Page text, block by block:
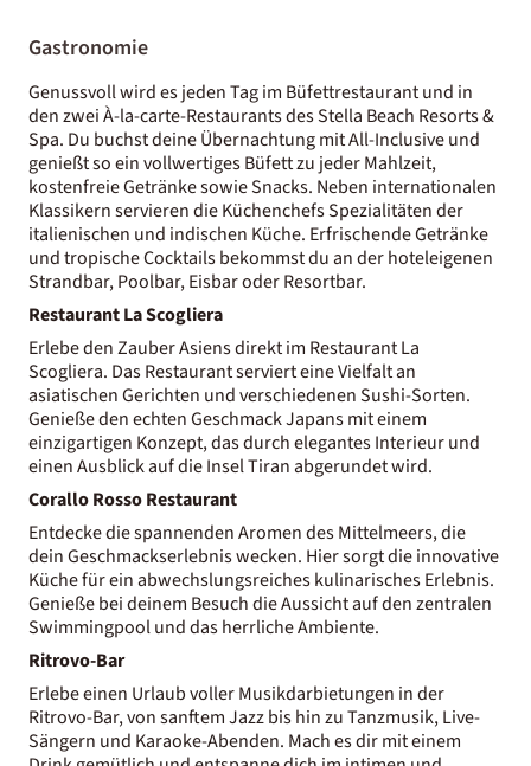
Gastronomie
Genussvoll wird es jeden Tag im Büfettrestaurant und in
den zwei À-la-carte-Restaurants des Stella Beach Resorts &
Spa. Du buchst deine Übernachtung mit All-Inclusive und
genießt so ein vollwertiges Büfett zu jeder Mahlzeit,
kostenfreie Getränke sowie Snacks. Neben internationalen
Klassikern servieren die Küchenchefs Spezialitäten der
italienischen und indischen Küche. Erfrischende Getränke
und tropische Cocktails bekommst du an der hoteleigenen
Strandbar, Poolbar, Eisbar oder Resortbar.
Restaurant La Scogliera
Erlebe den Zauber Asiens direkt im Restaurant La
Scogliera. Das Restaurant serviert eine Vielfalt an
asiatischen Gerichten und verschiedenen Sushi-Sorten.
Genieße den echten Geschmack Japans mit einem
einzigartigen Konzept, das durch elegantes Interieur und
einen Ausblick auf die Insel Tiran abgerundet wird.
Corallo Rosso Restaurant
Entdecke die spannenden Aromen des Mittelmeers, die
dein Geschmackserlebnis wecken. Hier sorgt die innovative
Küche für ein abwechslungsreiches kulinarisches Erlebnis.
Genieße bei deinem Besuch die Aussicht auf den zentralen
Swimmingpool und das herrliche Ambiente.
Ritrovo-Bar
Erlebe einen Urlaub voller Musikdarbietungen in der
Ritrovo-Bar, von sanftem Jazz bis hin zu Tanzmusik, Live-
Sängern und Karaoke-Abenden. Mach es dir mit einem